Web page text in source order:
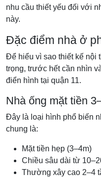
nhu cầu thiết yếu đối với
này.
Đặc điểm nhà ở
Để hiểu vì sao thiết kế nội
trọng, trước hết cần nhìn
điển hình tại quận 11.
Nhà ống mặt tiền
Đây là loại hình phổ biến
chung là:
Mặt tiền hẹp (3–4m)
Chiều sâu dài từ
Thường xây cao 2–4